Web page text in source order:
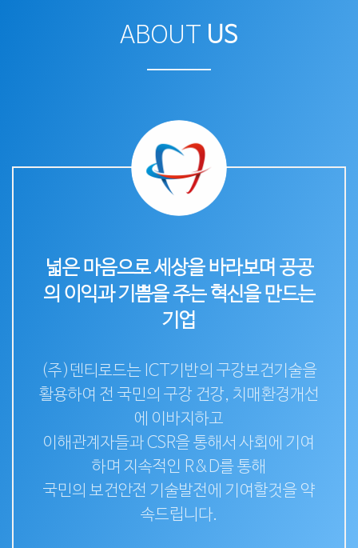
ABOUT US
넓은 마음으로 세상을 바라보며 공공
의 이익과 기쁨을 주는 혁신을 만드는
기업
(주)덴티로드는 ICT기반의 구강보건기술을
활용하여 전 국민의 구강 건강, 치매환경개선
에 이바지하고
이해관계자들과 CSR을 통해서 사회에 기여
하며 지속적인 R&D를 통해
국민의 보건안전 기술발전에 기여할것을 약
속드립니다.